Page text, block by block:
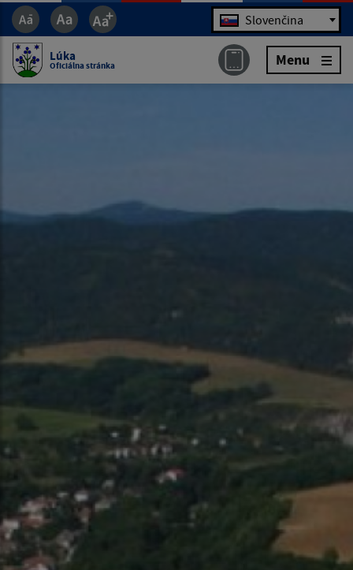
Jazyk Slovenčina
Lúka
Oficiálna stránka Menu